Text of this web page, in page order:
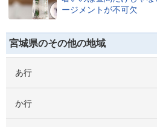
ージメントが不可欠
宮城県のその他の地域
あ行
か行